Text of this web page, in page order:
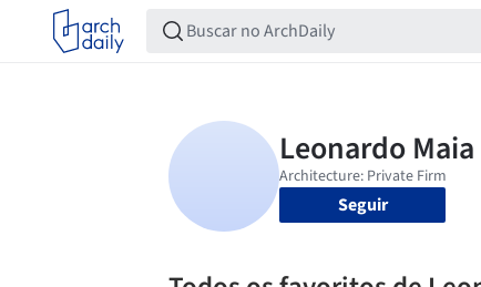
Seguir